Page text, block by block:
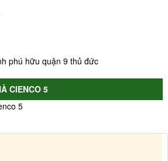
phú hữu quận 9 thủ đức
CIENCO 5